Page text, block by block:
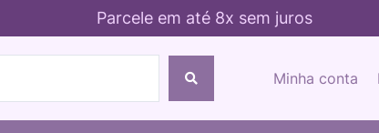
Parcele em até 8x sem juros
Minha conta